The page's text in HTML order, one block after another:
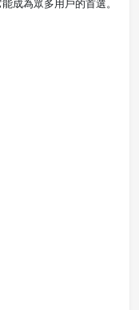
成為眾多用戶的首選。